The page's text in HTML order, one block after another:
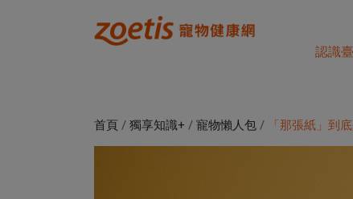
認識
首頁 / 獨享知識+ / 寵物懶人包 / 「那張紙」到